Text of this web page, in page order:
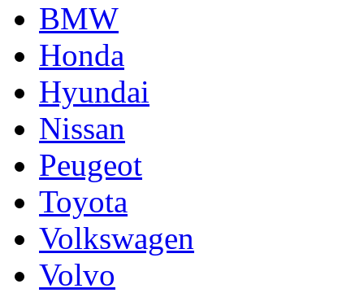
BMW
Honda
Hyundai
Nissan
Peugeot
Toyota
Volkswagen
Volvo